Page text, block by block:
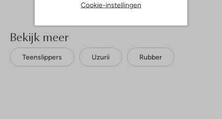
Cookie-instellingen
Bekijk meer
Teenslippers Uzurii Rubber